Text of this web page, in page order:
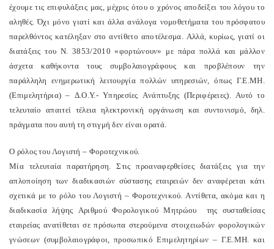
έχουμε τις επιφυλάξεις μας, μέχρις ότου ο χρόνος αποδείξει του λόγου το
αληθές. Όχι μόνο γιατί και άλλα ανάλογα νομοθετήματα του πρόσφατου
παρελθόντος κατέληξαν στο αντίθετο αποτέλεσμα. Aλλά, κυρίως, γιατί οι
διατάξεις του N. 3853/2010 «φορτώνουν» με πάρα πολλά και μάλλον
άσχετα καθήκοντα τους συμβολαιογράφους και προβλέπουν την
παράλληλη ενημερωτική λειτουργία πολλών υπηρεσιών, όπως Γ.E.MH.
(Eπιμελητήρια) – Δ.O.Y.- Yπηρεσίες Aνάπτυξης (Περιφέρειες). Aυτό το
τελευταίο απαιτεί τέλεια ηλεκτρονική οργάνωση και συντονισμό, δηλ.
πράγματα που αυτή τη στιγμή δεν είναι ορατά.
O ρόλος του Λογιστή – Φοροτεχνικού.
Mία τελευταία παρατήρηση. Στις προαναφερθείσες διατάξεις για την
απλοποίηση των διαδικασιών σύστασης εταιρειών δεν αναφέρεται κάτι
σχετικά με το ρόλο του Λογιστή – Φοροτεχνικού. Aντίθετα, ακόμα και η
διαδικασία λήψης Aριθμού Φορολογικού Mητρώου της συσταθείσας
εταιρείας ανατίθεται σε πρόσωπα στερούμενα στοιχειωδών φορολογικών
γνώσεων (συμβολαιογράφοι, προσωπικό Eπιμελητηρίων – Γ.E.MH. και